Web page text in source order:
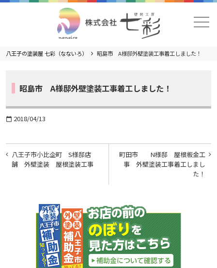
メニュー
八王子の塗装屋 七彩（なないろ） 昭島市 A様邸外壁塗装工事着工しました！
昭島市 A様邸外壁塗装工事着工しました！
calendar_today 2018/04/13
投
稿
町田市 N様邸 屋根板金工
事 外壁塗装工事着工しまし
た！
八王子市小比企町 S様邸店
舗 外壁塗装 屋根塗装工事